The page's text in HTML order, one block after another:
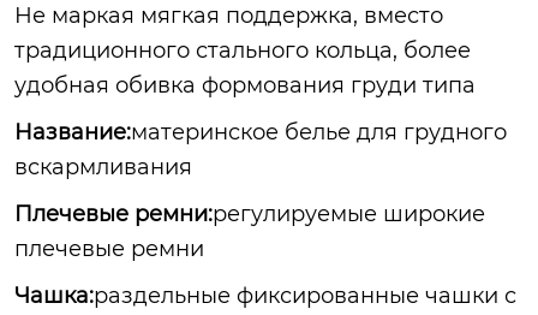
Не маркая мягкая поддержка, вместо
традиционного стального кольца, более
удобная обивка формования груди типа
Название:материнское белье для грудного
вскармливания
Плечевые ремни:регулируемые широкие
плечевые ремни
Чашка:раздельные фиксированные чашки с